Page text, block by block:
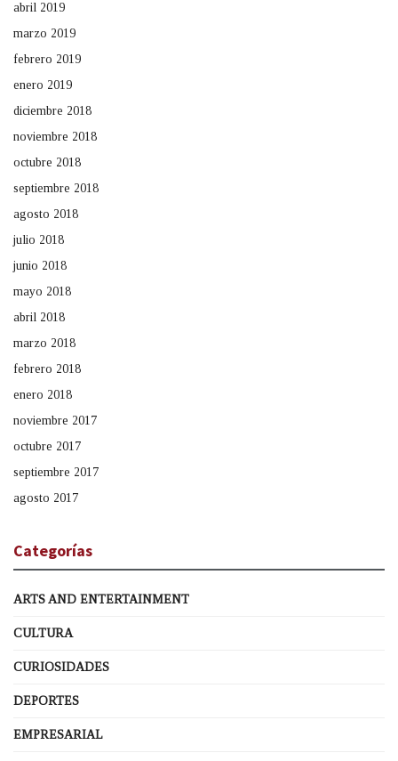
abril 2019
marzo 2019
febrero 2019
enero 2019
diciembre 2018
noviembre 2018
octubre 2018
septiembre 2018
agosto 2018
julio 2018
junio 2018
mayo 2018
abril 2018
marzo 2018
febrero 2018
enero 2018
noviembre 2017
octubre 2017
septiembre 2017
agosto 2017
Categorías
ARTS AND ENTERTAINMENT
CULTURA
CURIOSIDADES
DEPORTES
EMPRESARIAL